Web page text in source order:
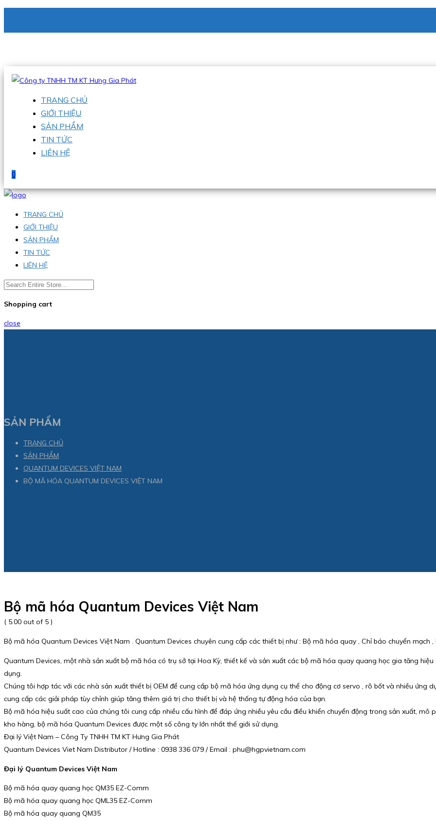
Hotline:0938 336 079
TRANG CHỦ
GIỚI THIỆU
SẢN PHẨM
TIN TỨC
LIÊN HỆ
0
TRANG CHỦ
GIỚI THIỆU
SẢN PHẨM
TIN TỨC
LIÊN HỆ
Shopping cart
close
SẢN PHẨM
TRANG CHỦ
SẢN PHẨM
QUANTUM DEVICES VIỆT NAM
BỘ MÃ HÓA QUANTUM DEVICES VIỆT NAM
Bộ mã hóa Quantum Devices Việt Nam
( 5.00 out of 5 )
Bộ mã hóa Quantum Devices Việt Nam . Quantum Devices chuyên cung cấp các thiết bị như : Bộ mã hóa quay , Chỉ báo chuyển mạch
Quantum Devices, một nhà sản xuất bộ mã hóa có trụ sở tại Hoa Kỳ, thiết kế và sản xuất các bộ mã hóa quay quang học gia tăng
dụng.
Chúng tôi hợp tác với các nhà sản xuất thiết bị OEM để cung cấp bộ mã hóa ứng dụng cụ thể cho động cơ servo , rô bốt và nhiều ứng
cung cấp các giải pháp tùy chỉnh giúp tăng thêm giá trị cho thiết bị và hệ thống tự động hóa của bạn.
Bộ mã hóa hiệu suất cao của chúng tôi cung cấp nhiều cấu hình để đáp ứng nhiều yêu cầu điều khiển chuyển động trong sản xuất,
kho hàng, bộ mã hóa Quantum Devices được một số công ty lớn nhất thế giới sử dụng.
Đại lý Việt Nam – Công Ty TNHH TM KT Hưng Gia Phát
Quantum Devices Viet Nam Distributor / Hotline : 0938 336 079 / Email : phu@hgpvietnam.com
Đại lý Quantum Devices Việt Nam
Bộ mã hóa quay quang học QM35 EZ-Comm
Bộ mã hóa quay quang học QML35 EZ-Comm
Bộ mã hóa quay quang QM35